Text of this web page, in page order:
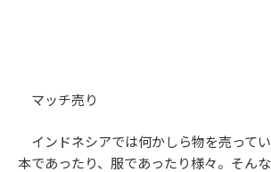
マッチ売り
インドネシアでは何かしら物を売ってい
本であったり、服であったり様々。そん